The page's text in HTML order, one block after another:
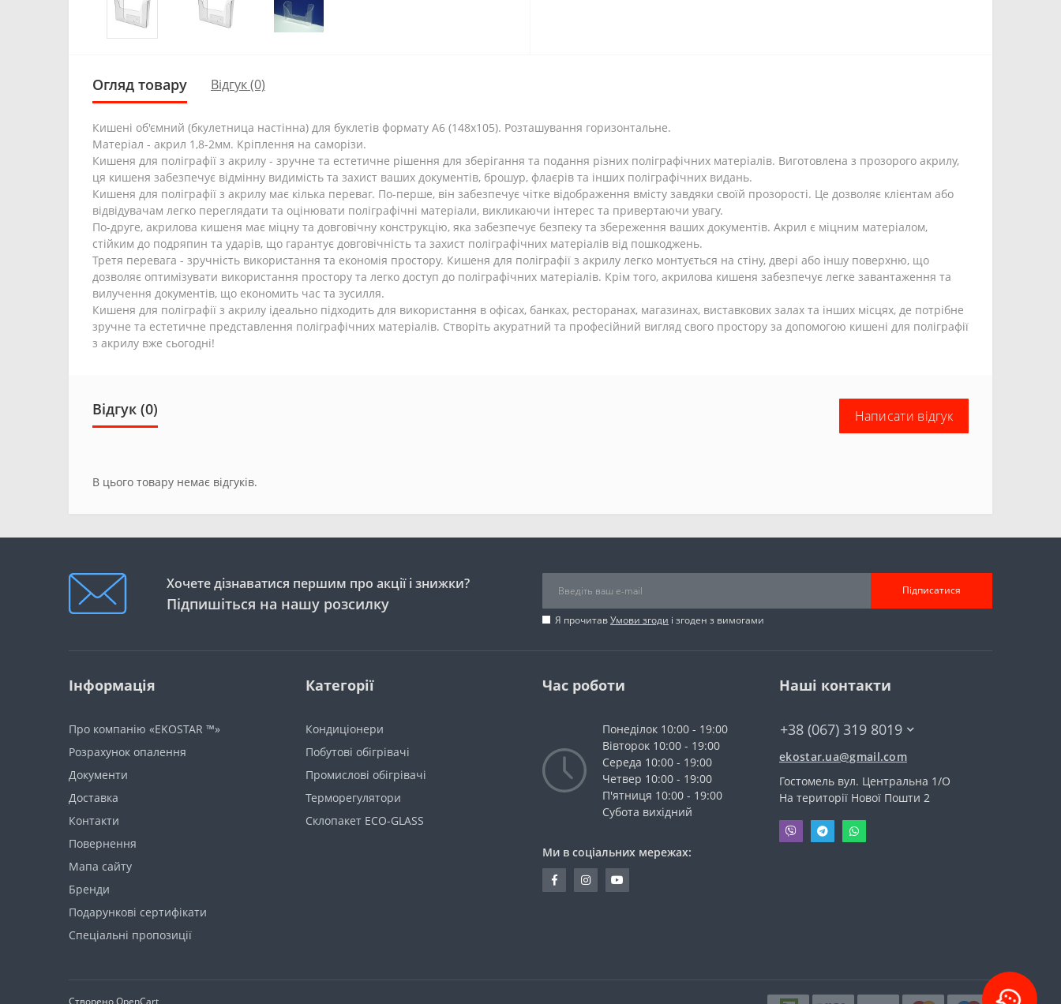
Огляд товару Відгук (0)
Кишені об'ємний (бкулетница настінна) для буклетів формату А6 (148х105). Розташування горизонтальне.
Матеріал - акрил 1,8-2мм. Кріплення на саморізи.
Кишеня для поліграфії з акрилу - зручне та естетичне рішення для зберігання та подання різних поліграфічних матеріалів. Виготовлена з прозорого акрилу,
ця кишеня забезпечує відмінну видимість та захист ваших документів, брошур, флаєрів та інших поліграфічних видань.
Кишеня для поліграфії з акрилу має кілька переваг. По-перше, він забезпечує чітке відображення вмісту завдяки своїй прозорості. Це дозволяє клієнтам або
відвідувачам легко переглядати та оцінювати поліграфічні матеріали, викликаючи інтерес та привертаючи увагу.
По-друге, акрилова кишеня має міцну та довговічну конструкцію, яка забезпечує безпеку та збереження ваших документів. Акрил є міцним матеріалом,
стійким до подряпин та ударів, що гарантує довговічність та захист поліграфічних матеріалів від пошкоджень.
Третя перевага - зручність використання та економія простору. Кишеня для поліграфії з акрилу легко монтується на стіну, двері або іншу поверхню, що
дозволяє оптимізувати використання простору та легко доступ до поліграфічних матеріалів. Крім того, акрилова кишеня забезпечує легке завантаження та
вилучення документів, що економить час та зусилля.
Кишеня для поліграфії з акрилу ідеально підходить для використання в офісах, банках, ресторанах, магазинах, виставкових залах та інших місцях, де потрібне
зручне та естетичне представлення поліграфічних матеріалів. Створіть акуратний та професійний вигляд свого простору за допомогою кишені для поліграфії
з акрилу вже сьогодні!
Відгук (0) Написати відгук
В цього товару немає відгуків.
Хочете дізнаватися першим про акції і знижки?
Підпишіться на нашу розсилку
Підписатися
Я прочитавУмови згоди і згоден з вимогами
Інформація
Про компанію «EKOSTAR ™»
Розрахунок опалення
Документи
Доставка
Контакти
Повернення
Мапа сайту
Бренди
Подарункові сертифікати
Спеціальні пропозиції
Категорії
Кондиціонери
Побутові обігрівачі
Промислові обігрівачі
Терморегулятори
Склопакет ECO-GLASS
Час роботи
Понеділок 10:00 - 19:00
Вівторок 10:00 - 19:00
Середа 10:00 - 19:00
Четвер 10:00 - 19:00
П'ятниця 10:00 - 19:00
Cубота вихідний
Ми в соціальних мережах:
Наші контакти
+38 (067) 319 8019
ekostar.ua@gmail.com
Гостомель вул. Центральна 1/О
На території Нової Пошти 2
СтвореноOpenCart